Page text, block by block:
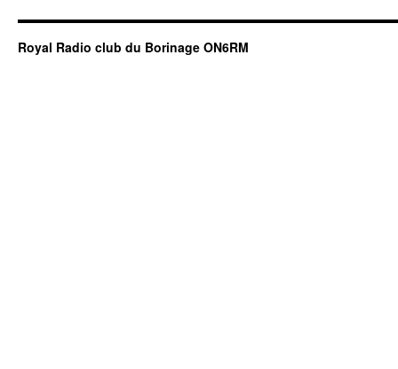
Royal Radio club du Borinage ON6RM